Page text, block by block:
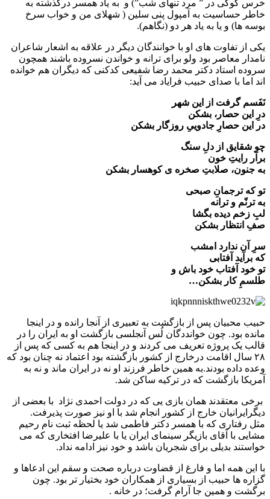
خرس کوکی در ” مرد تنهای شب”) و به یاد همسر درگذشته به
خاطر حساسیت به آمپول پنی سلین ( شهلای من و خواب سرخ
بوسه ها) و یا به یاد هر دو (نگاهم).
یکی از تفاوت های او با خوانندگان دیگر در علاقه به اشعار شاعران
نامدار معاصر بود ولو برای ترانه و خواندن نسروده باشند همچون
سروده استاد دکتر محمد رضا شفیعی کدکنی که دیگران هم خوانده
اند اما با صدای حبیب فرایاد می آید:
نَفَسم گرفت از این شهر
درِ این حصار، بشکن
در این حصارِ جادوییِ روزگار بشکن
چو شقایق از دلِ سنگ
برآر رایتِ خون
به جنون، صلابتِ صخره ی کوهسار بشکن
تو که ترجمانِ صبحی
به ترنّم و ترانه
لبِ زخم دیده بگشا
صفِ انتظار بشکن
سرِ آن ندارد امشب
که برآید آفتابی
تو خود آفتاب خود باش و
طلسمِ کار بشکن…
حبیب محبیان پس از بازگشت به تعبیری از آنجا رانده و در اینجا
مانده بود. چون خوانددگان لُس آنجلسی بازگشت او به ایران را در
قالب یک پروژه تعریف می کردند و در اینجا هم به کسی که پس از
۲۸ سال اقامت درخارج از کشور بازگشته بود اعتماد نه چنان بود که
وعده داده بودند.به همین خاطر فرزند او نه در ایران ماند و نه به
آمریکا بازگشت که در ترکیه ساکن شد.
برخی معتقدند همان بازی یی که در دولت احمدی نژاد با بعضی از
دیگرایرانیان خارج از کشور انجام شد با او نیز صورت پذیرفت.
مثل رفتاری که با همسر دکتر فاطمی شد یا لحظه ثبت نام رحیم
مشایی با آقای بازیگر سینمای ایران یا با علیرضا افتخاری که می
خواستند بدیلی برای شجریان باشد و خود نیز ادامه نداد.
با این همه اما و فارغ از قضاوت درباره صحت و سقم این ادعاها و
گزاره ها حبیب از بسیاری از همکاران خود بختیار تر بود. چون
برگشت و همین جا آرام گرفت؛ در خانه .